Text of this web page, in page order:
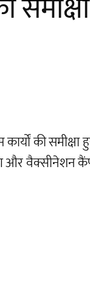
की समीक्षा
और वैक्सीनेशन